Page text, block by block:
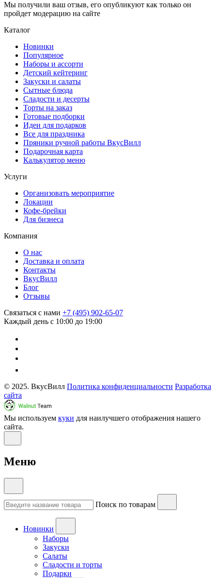
Мы получили ваш отзыв, его опубликуют как только он
пройдет модерацию на сайте
Каталог
Новинки
Популярное
Наборы и ассорти
Детский кейтеринг
Закуски и салаты
Сытные блюда
Сладости и десерты
Торты на заказ
Готовые подборки
Идеи для подарков
Все для праздника
Пряники ручной работы ВкусВилл
Подарочная карта
Калькулятор меню
Услуги
Организовать мероприятие
Локации
Кофе-брейки
Для бизнеса
Компания
О нас
Доставка и оплата
Контакты
ВкусВилл
Блог
Отзывы
Связаться с нами +7 (495) 902-65-07
Каждый день с 10:00 до 19:00
© 2025. ВкусВилл Политика конфиденциальности Разработка
сайта
Мы используем куки для наилучшего отображения нашего
сайта.
Меню
Поиск по товарам
Новинки
Наборы
Закуски
Салаты
Сладости и торты
Подарки